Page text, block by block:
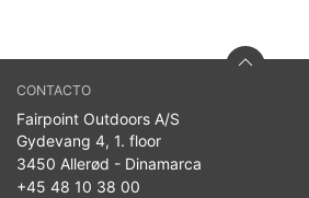
CONTACTO
Fairpoint Outdoors A/S
Gydevang 4, 1. floor
3450 Allerød - Dinamarca
+45 48 10 38 00